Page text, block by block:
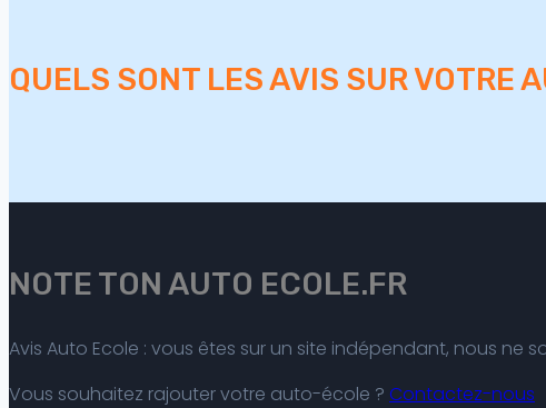
QUELS SONT LES AVIS SUR VOTRE
NOTE TON AUTO ECOLE.FR
Avis Auto Ecole : vous êtes sur un site indépendant, nous ne
Vous souhaitez rajouter votre auto-école ? Contactez-nous